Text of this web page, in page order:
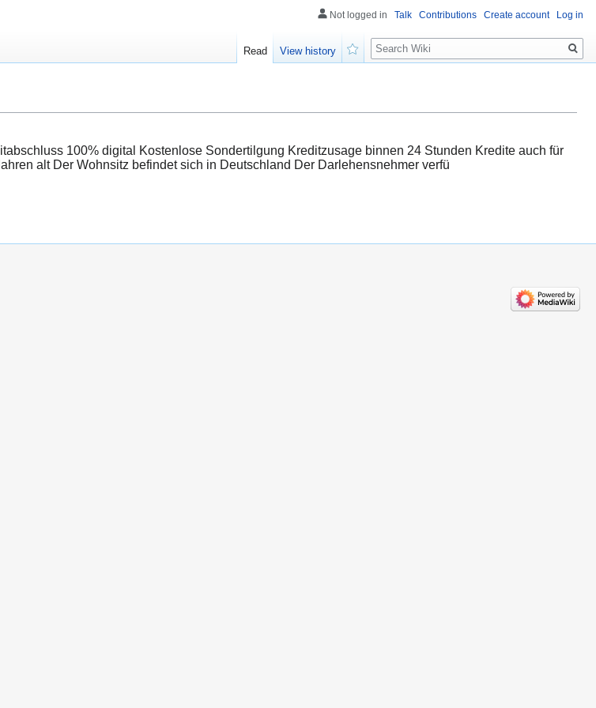
100% digital Kostenlose Sondertilgung Kreditzusage binnen 24 Stunden Kredite auch für
alt Der Wohnsitz befindet sich in Deutschland Der Darlehensnehmer verfü
Not logged in Talk Contributions Create account Log in
Read
View history
Search